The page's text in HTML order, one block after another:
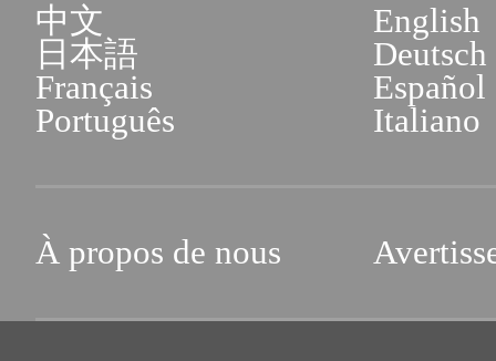
中文
English
日本語
Deutsch
Français
Español
Português
Italiano
À propos de nous